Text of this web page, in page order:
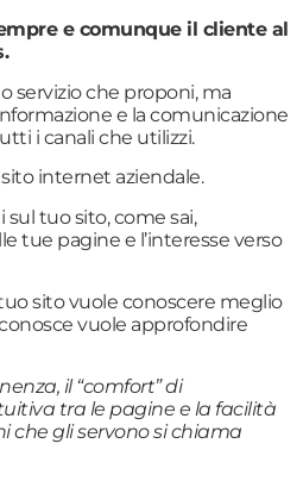
e comunque il cliente al
servizio che proponi, ma
e la comunicazione
i canali che utilizzi.
internet aziendale.
tuo sito, come sai,
tue pagine e l’interesse verso
sito vuole conoscere meglio
vuole approfondire
il “comfort” di
tra le pagine e la facilità
che gli servono si chiama